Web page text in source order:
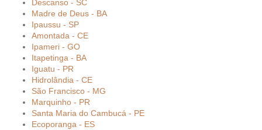
Descanso - SC
Madre de Deus - BA
Ipaussu - SP
Amontada - CE
Ipameri - GO
Itapetinga - BA
Iguatu - PR
Hidrolândia - CE
São Francisco - MG
Marquinho - PR
Santa Maria do Cambucá - PE
Ecoporanga - ES